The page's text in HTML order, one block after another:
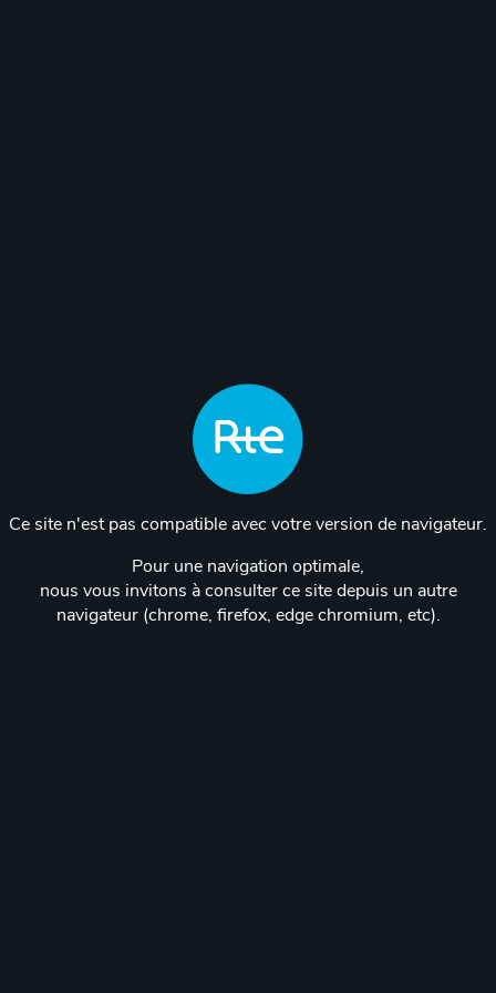
Ce site n'est pas compatible avec votre version de navigateur.
Pour une navigation optimale,
nous vous invitons à consulter ce site depuis un autre
navigateur (chrome, firefox, edge chromium, etc).